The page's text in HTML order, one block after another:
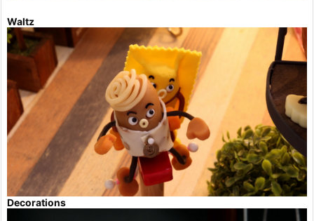
Waltz
Decorations